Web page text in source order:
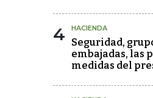
4 HACIENDA
Seguridad,
embajadas, las
medidas del